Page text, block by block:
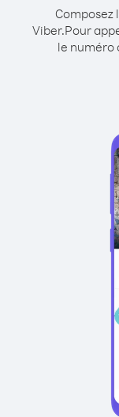
Composez
Viber.Pour
le numéro